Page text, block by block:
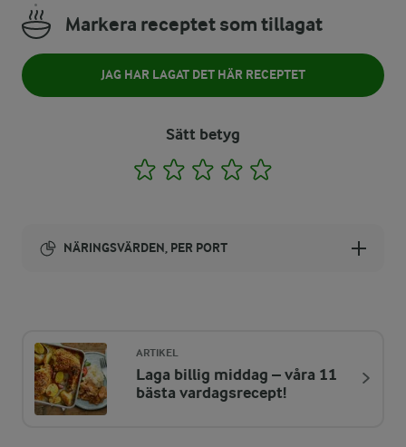
Markera receptet som tillagat
JAG HAR LAGAT DET HÄR RECEPTET
Sätt betyg
1 2 3 4
NÄRINGSVÄRDEN, PER PORT
ENERGIDISTRIBUTION %
NÄRINGSVÄRDEN PER PORT
ARTIKEL
Laga billig middag – våra 11
bästa vardagsrecept!